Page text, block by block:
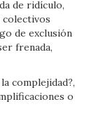
de ridículo,
colectivos
de exclusión
frenada,
complejidad?,
o